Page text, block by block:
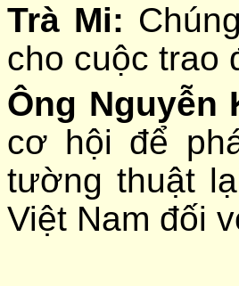
Trà Mi:
cho cuộc trao
Ông Nguyễn
cơ hội để
tường thuật
Việt Nam đối